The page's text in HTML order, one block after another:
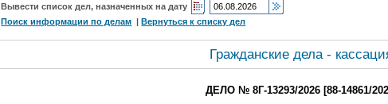
Вывести список дел, назначенных на дату
Поиск информации по делам |Вернуться к списку дел
Гражданские дела -
ДЕЛО № 8Г-13293/2026 [88-14861/